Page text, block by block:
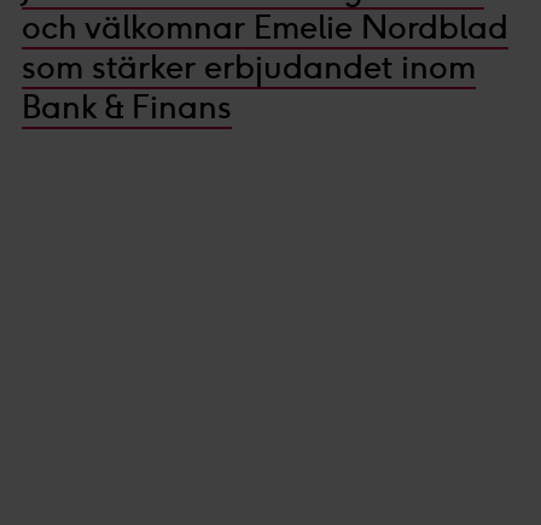
och välkomnar Emelie Nordblad
som stärker erbjudandet inom
Bank & Finans